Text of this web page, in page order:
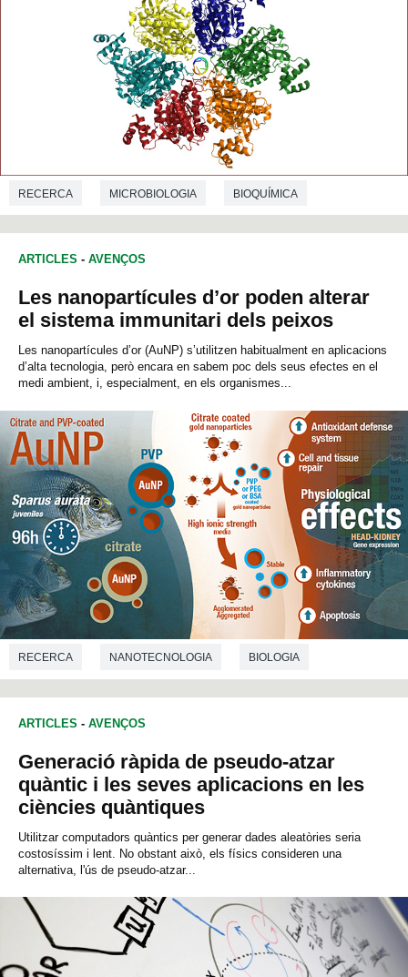
RECERCA MICROBIOLOGIA BIOQUÍMICA
ARTICLES - AVENÇOS
Les nanopartícules d’or poden alterar
el sistema immunitari dels peixos
Les nanopartícules d’or (AuNP) s’utilitzen habitualment en aplicacions
d’alta tecnologia, però encara en sabem poc dels seus efectes en el
medi ambient, i, especialment, en els organismes...
RECERCA NANOTECNOLOGIA BIOLOGIA
ARTICLES - AVENÇOS
Generació ràpida de pseudo-atzar
quàntic i les seves aplicacions en les
ciències quàntiques
Utilitzar computadors quàntics per generar dades aleatòries seria
costosíssim i lent. No obstant això, els físics consideren una
alternativa, l'ús de pseudo-atzar...